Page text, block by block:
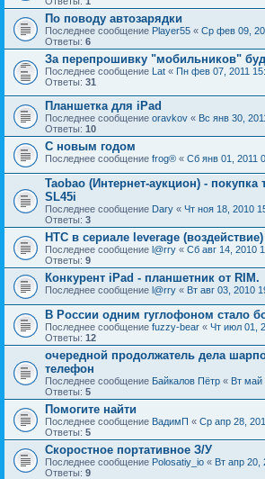
По поводу автозарядки
Последнее сообщение Player55 « Ср фев 09,
Ответы: 6
За перепрошивку "мобильников"
Последнее сообщение Lat « Пн фев 07, 2011
Ответы: 31
Планшетка для iPad
Последнее сообщение oravkov « Вс янв 30,
Ответы: 10
С новым годом
Последнее сообщение frog® « Сб янв 01, 2011
Taobao (Интернет-аукцион) -
SL45i
Последнее сообщение Dary « Чт ноя 18, 2010
Ответы: 3
HTC в сериале leverage (воздействие)
Последнее сообщение l@rry « Сб авг 14, 2010
Ответы: 9
Конкурент iPad - планшетник от RIM.
Последнее сообщение l@rry « Вт авг 03, 2010
В России одним гуглофоном стало
Последнее сообщение fuzzy-bear « Чт июл 01,
Ответы: 12
очередной продолжатель дела
телефон
Последнее сообщение Байкалов Пётр « Вт май
Ответы: 5
Помогите найти
Последнее сообщение ВадимП « Ср апр 28,
Ответы: 5
Скоростное портативное З/У
Последнее сообщение Polosatiy_io « Вт апр 20,
Ответы: 9